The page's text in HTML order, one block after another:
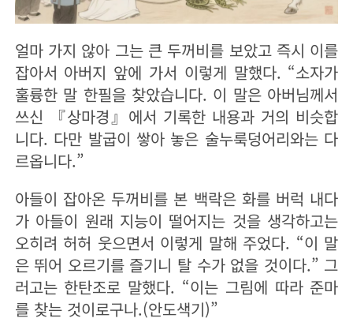
얼마 가지 않아 그는 큰 두꺼비를 보았고 즉시 이를
잡아서 아버지 앞에 가서 이렇게 말했다. “소자가
훌륭한 말 한필을 찾았습니다. 이 말은 아버님께서
쓰신 『상마경』에서 기록한 내용과 거의 비슷합
니다. 다만 발굽이 쌓아 놓은 술누룩덩어리와는 다
르옵니다.”
아들이 잡아온 두꺼비를 본 백락은 화를 버럭 내다
가 아들이 원래 지능이 떨어지는 것을 생각하고는
오히려 허허 웃으면서 이렇게 말해 주었다. “이 말
은 뛰어 오르기를 즐기니 탈 수가 없을 것이다.” 그
러고는 한탄조로 말했다. “이는 그림에 따라 준마
를 찾는 것이로구나.(안도색기)”